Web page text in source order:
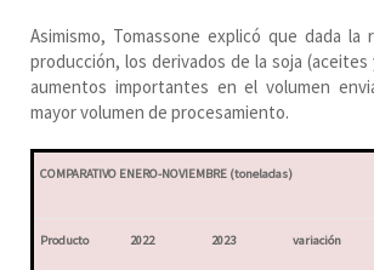
Asimismo, Tomassone explicó que dada la
producción, los derivados de la soja
aumentos importantes en el volumen
mayor volumen de procesamiento.
COMPARATIVO ENERO-NOVIEMBRE (toneladas)
Producto 2022 2023 variación